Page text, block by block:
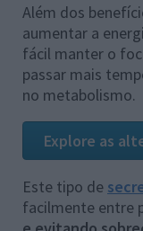
Além dos
aumentar a
fácil manter o
passar mais
no metabolismo.
Explore as
Este tipo de
facilmente entre